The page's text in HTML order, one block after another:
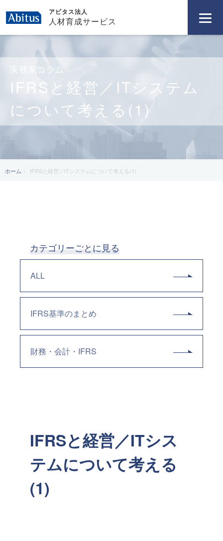
アビタス法人
人材育成サービス
実務家コラム
IFRSと経営／ITシステム
について考える(1)
ホーム IFRSと経営／ITシステムについて考える(1)
カテゴリーごとに見る
ALL
IFRS基準のまとめ
財務・会計・IFRS
IFRSと経営／ITシス
テムについて考える
(1)